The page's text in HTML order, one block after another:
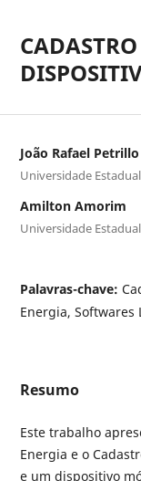
João Rafael
Universidade
Amilton Amorim
Universidade
Palavras-chave:
Energia, Softwares
Resumo
Este trabalho
Energia e o
e um dispositivo